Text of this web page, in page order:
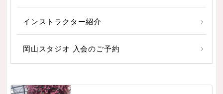
インストラクター紹介
岡山スタジオ 入会のご予約